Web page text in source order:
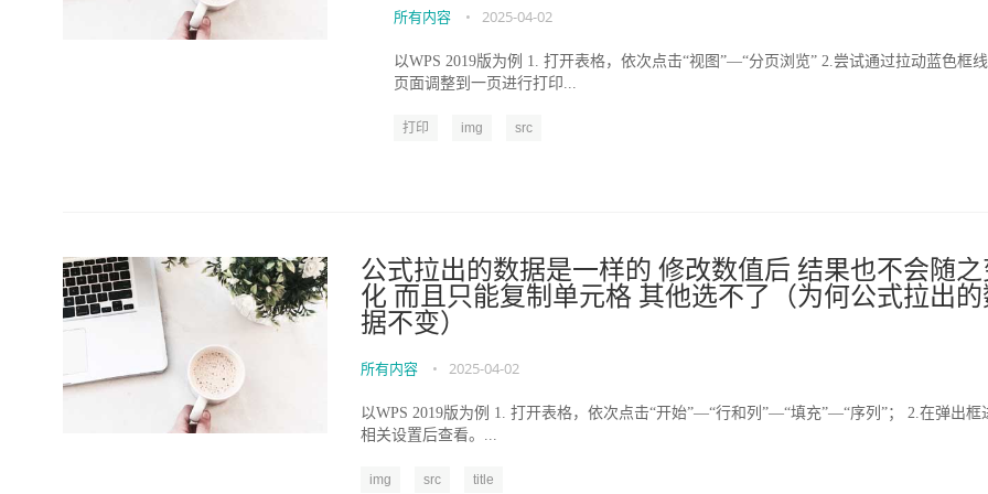
所有内容 • 2025-04-02
以WPS 2019版为例 1. 打开表格，依次点击“视图”—“分页浏览” 2.尝试通过拉动蓝色框
页面调整到一页进行打印...
打印 img src
公式拉出的数据是一样的 修改数值后 结果也不会随之
化 而且只能复制单元格 其他选不了（为何公式拉出的
据不变）
所有内容 • 2025-04-02
以WPS 2019版为例 1. 打开表格，依次点击“开始”—“行和列”—“填充”—“序列”； 2.在弹出框
相关设置后查看。...
img src title